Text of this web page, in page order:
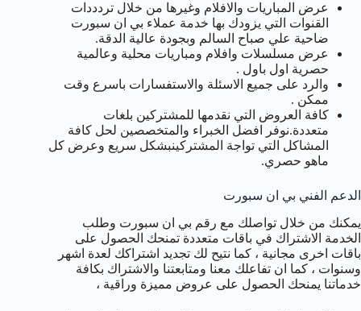
عرض المباريات والافلام وغيرها من خلال تردددات
القنوات التي يزودك بها خدمة عملاء بي ان سبورت
ضاحية علي صباح السالم وبجودة عالية الدقة.
عرض مسلسلات وافلام ومباريات محلية وعالمية
حصرية اول باول .
والرد على جميع الاسئلة والاستفسارات باسرع وقت
ممكن .
كافة العروض التي نقدمها للمشتركين بلغات
متعددة.نوفر افضل الخبراء والمتخصصين لحل كافة
المشاكل التي تواجة المشتركينبشكل سريع وعرض كل
ماهو حصري.
الدعم الفني بي ان سبورت
يمكنك من خلال تواصلك مع رقم بي ان سبورت وطلب
الخدمة الاشتراك في باقات متعددة تمنحك الحصول على
باقات اخرى مجانية ، كما نتيح لك تجديد اشتراكك لعدة اشهر
وسنوات ، كما ان تفاعلك معنا ومتابعتنا والاشتراك بكافة
خدماتنا يمنحك الحصول على عروض مميزة وراقية ،